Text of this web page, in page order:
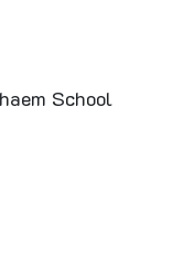
School